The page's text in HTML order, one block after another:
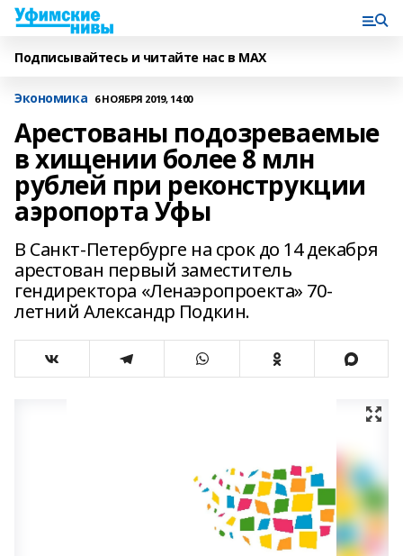
Подписывайтесь и читайте нас в MAX
Экономика 6 НОЯБРЯ 2019, 14:00
Арестованы подозреваемые
в хищении более 8 млн
рублей при реконструкции
аэропорта Уфы
В Санкт-Петербурге на срок до 14 декабря
арестован первый заместитель
гендиректора «Ленаэропроекта» 70-
летний Александр Подкин.